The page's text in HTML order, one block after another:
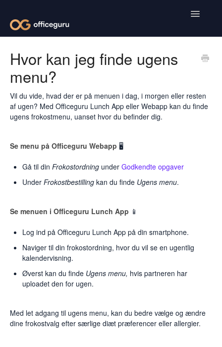
Toggle
Medarbejdere
Hvor kan jeg finde ugens
menu?
Vil du vide, hvad der er på menuen i dag, i morgen eller resten
af ugen? Med Officeguru Lunch App eller Webapp kan du finde
ugens frokostmenu, uanset hvor du befinder dig.
Se menu på Officeguru Webapp 🖥️
Gå til din Frokostordning under Godkendte opgaver
Under Frokostbestilling kan du finde Ugens menu.
Se menuen i Officeguru Lunch App 📱
Log ind på Officeguru Lunch App på din smartphone.
Naviger til din frokostordning, hvor du vil se en ugentlig
kalendervisning.
Øverst kan du finde Ugens menu, hvis partneren har
uploadet den for ugen.
Med let adgang til ugens menu, kan du bedre vælge og ændre
dine frokostvalg efter særlige diæt præferencer eller allergier.